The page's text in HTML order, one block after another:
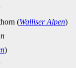
(Walliser Alpen)
)